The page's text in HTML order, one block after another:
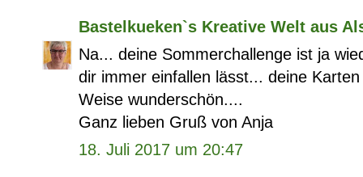
Bastelkueken`s Kreative Welt aus
Na... deine Sommerchallenge ist ja
dir immer einfallen lässt... deine
Weise wunderschön....
Ganz lieben Gruß von Anja
18. Juli 2017 um 20:47